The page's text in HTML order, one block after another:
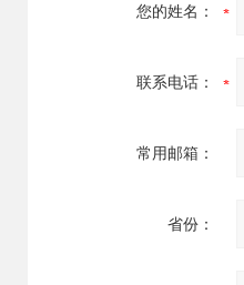
您的姓名：
联系电话：
常用邮箱：
省份：